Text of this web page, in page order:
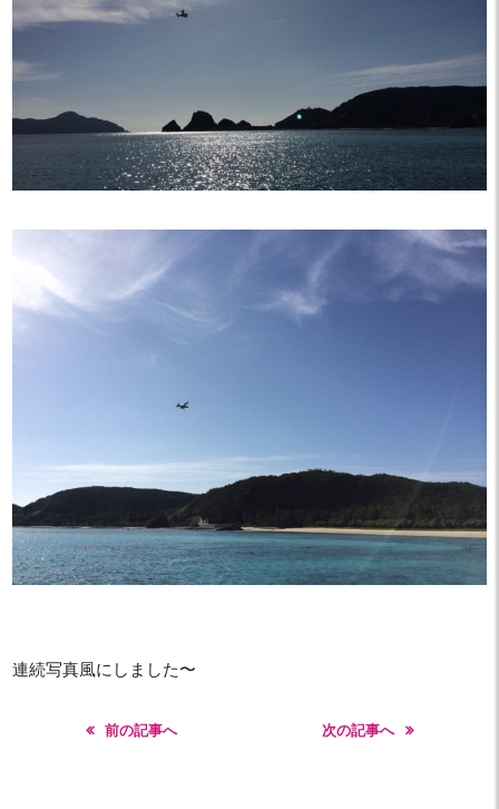
連続写真風にしました〜
前の記事へ 次の記事へ